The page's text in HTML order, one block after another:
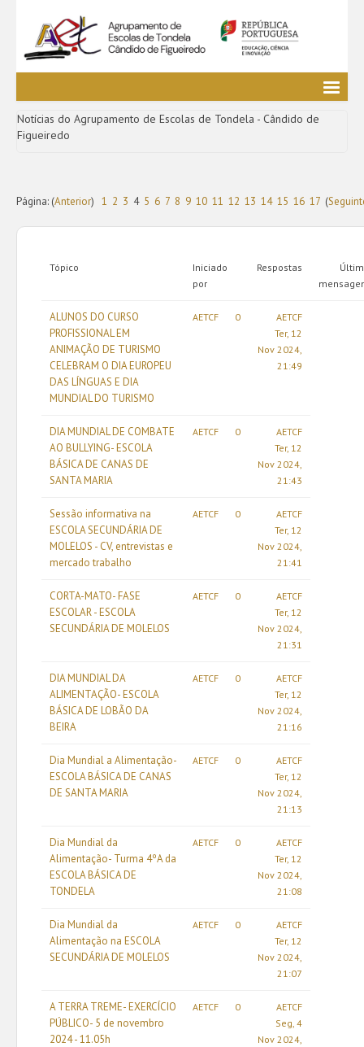
EE / Alunos
Bibliotecas
Notícias do Agrupamento de Escolas de Tondela - Cândido de
Figueiredo
Página: (Anterior) 1 2 3 4 5 6 7 8 9 10 11 12 13 14 15 16 17 (
Tópico
Iniciado
por
Respostas
ALUNOS DO CURSO
PROFISSIONAL EM
ANIMAÇÃO DE TURISMO
CELEBRAM O DIA EUROPEU
DAS LÍNGUAS E DIA
MUNDIAL DO TURISMO
AETCF 0
AETCF
Ter, 12
Nov 2024,
21:49
DIA MUNDIAL DE COMBATE
AO BULLYING- ESCOLA
BÁSICA DE CANAS DE
SANTA MARIA
AETCF 0
AETCF
Ter, 12
Nov 2024,
21:43
Sessão informativa na
ESCOLA SECUNDÁRIA DE
MOLELOS - CV, entrevistas e
mercado trabalho
AETCF 0
AETCF
Ter, 12
Nov 2024,
21:41
CORTA-MATO- FASE
ESCOLAR - ESCOLA
SECUNDÁRIA DE MOLELOS
AETCF 0
AETCF
Ter, 12
Nov 2024,
21:31
DIA MUNDIAL DA
ALIMENTAÇÃO- ESCOLA
BÁSICA DE LOBÃO DA
BEIRA
AETCF 0
AETCF
Ter, 12
Nov 2024,
21:16
Dia Mundial a Alimentação-
ESCOLA BÁSICA DE CANAS
DE SANTA MARIA
AETCF 0
AETCF
Ter, 12
Nov 2024,
21:13
Dia Mundial da
Alimentação- Turma 4ºA da
ESCOLA BÁSICA DE
TONDELA
AETCF 0
AETCF
Ter, 12
Nov 2024,
21:08
Dia Mundial da
Alimentação na ESCOLA
SECUNDÁRIA DE MOLELOS
AETCF 0
AETCF
Ter, 12
Nov 2024,
21:07
A TERRA TREME- EXERCÍCIO
PÚBLICO- 5 de novembro
2024 - 11.05h
AETCF 0
AETCF
Seg, 4
Nov 2024,